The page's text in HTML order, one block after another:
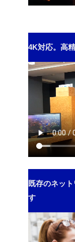
4K対応。高
既存のネッ
す